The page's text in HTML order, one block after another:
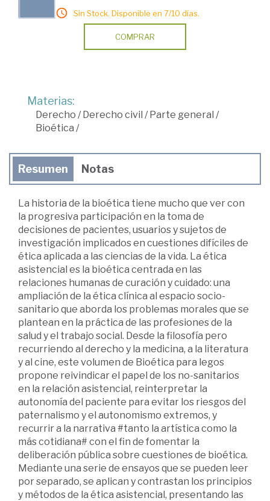
Sin Stock. Disponible en 7/10 días.
COMPRAR
Materias:
Derecho /Derecho civil /Parte general /
Bioética /
Resumen Notas
La historia de la bioética tiene mucho que ver con
la progresiva participación en la toma de
decisiones de pacientes, usuarios y sujetos de
investigación implicados en cuestiones difíciles de
ética aplicada a las ciencias de la vida. La ética
asistencial es la bioética centrada en las
relaciones humanas de curación y cuidado: una
ampliación de la ética clínica al espacio socio-
sanitario que aborda los problemas morales que se
plantean en la práctica de las profesiones de la
salud y el trabajo social. Desde la filosofía pero
recurriendo al derecho y la medicina, a la literatura
y al cine, este volumen de Bioética para legos
propone reivindicar el papel de los no-sanitarios
en la relación asistencial, reinterpretar la
autonomía del paciente para evitar los riesgos del
paternalismo y el autonomismo extremos, y
recurrir a la narrativa #tanto la artística como la
más cotidiana# con el fin de fomentar la
deliberación pública sobre cuestiones de bioética.
Mediante una serie de ensayos que se pueden leer
por separado, se aplican y contrastan los principios
y métodos de la ética asistencial, presentando las